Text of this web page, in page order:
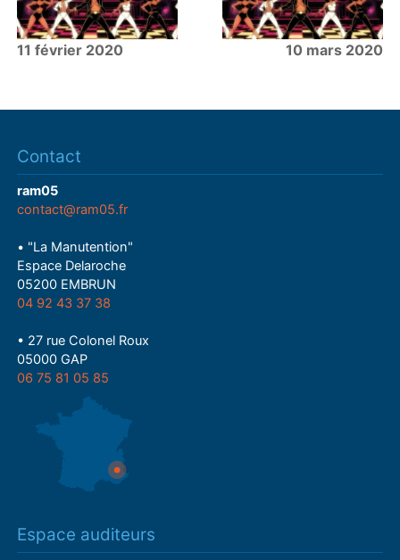
11 février 2020 10 mars 2020
Contact
ram05
contact@ram05.fr
• "La Manutention"
Espace Delaroche
05200 EMBRUN
04 92 43 37 38
• 27 rue Colonel Roux
05000 GAP
06 75 81 05 85
Espace auditeurs